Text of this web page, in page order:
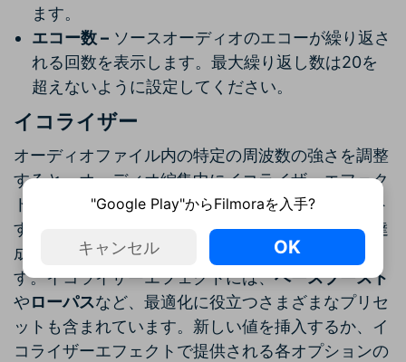
ます。
エコー数 – ソースオーディオのエコーが繰り返さ
れる回数を表示します。最大繰り返し数は20を
超えないように設定してください。
イコライザー
オーディオファイル内の特定の周波数の強さを調整
すると、オーディオ編集中にイコライザーエフェク
トが頻繁に使用されます。どの周波数をハイライト
するかは、作業しているオーディオファイルと、達
成しようとしているエフェクトによって異なりま
す。イコライザーエフェクトには、ベースブースト
やローパスなど、最適化に役立つさまざまなプリセ
ットも含まれています。新しい値を挿入するか、イ
コライザーエフェクトで提供される各オプションの
"Google Play"からFilmoraを入手?
キャンセル OK